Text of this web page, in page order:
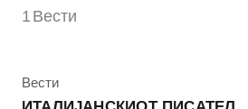
1 Вести
КАтегорија
Вести